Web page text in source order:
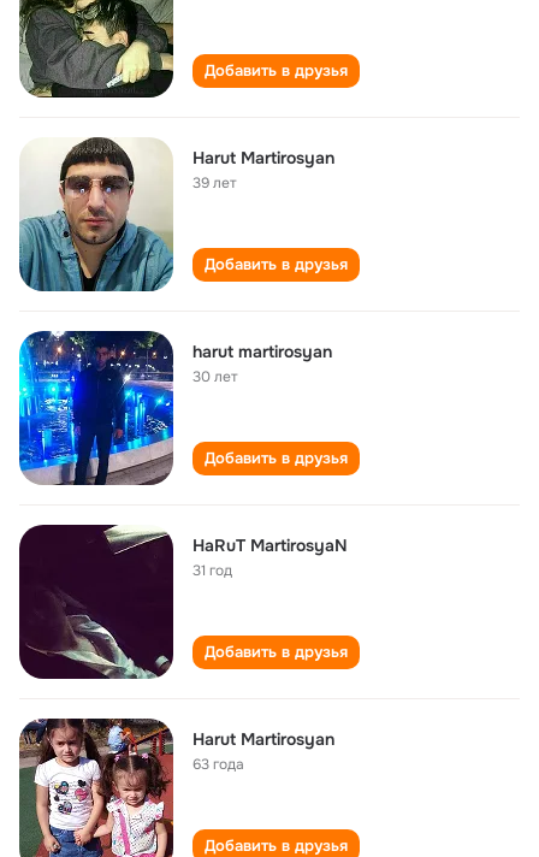
Добавить в друзья
Harut Martirosyan
39 лет
Добавить в друзья
harut martirosyan
30 лет
Добавить в друзья
HaRuT MartirosyaN
31 год
Добавить в друзья
Harut Martirosyan
63 года
Добавить в друзья